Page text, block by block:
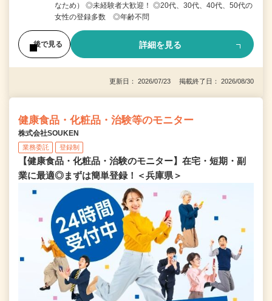
なため） ◎未経験者大歓迎！ ◎20代、30代、40代、50代の
女性の登録多数 ◎年齢不問
後で見る 詳細を見る
更新日： 2026/07/23 掲載終了日： 2026/08/30
健康食品・化粧品・治験等のモニター
株式会社SOUKEN
業務委託 登録制
【健康食品・化粧品・治験のモニター】在宅・短期・副
業に最適◎まずは簡単登録！＜兵庫県＞